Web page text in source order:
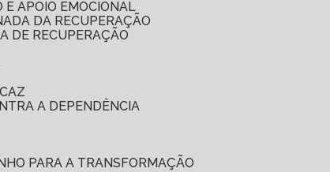
E APOIO EMOCIONAL
DA RECUPERAÇÃO
DE RECUPERAÇÃO
A DEPENDÊNCIA
PARA A TRANSFORMAÇÃO